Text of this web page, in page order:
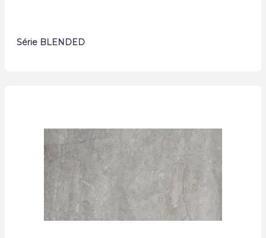
Série BLENDED